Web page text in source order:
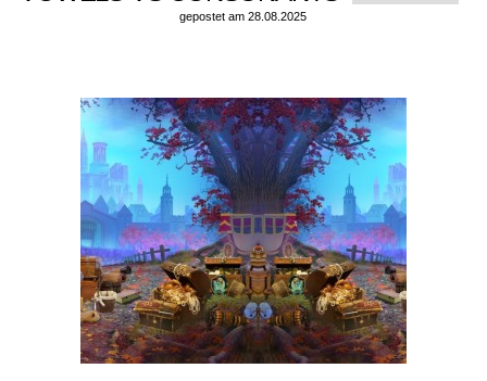
gepostet am 28.08.2025